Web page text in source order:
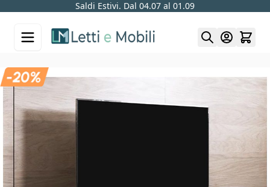
Saldi Estivi. Dal 04.07 al 01.09